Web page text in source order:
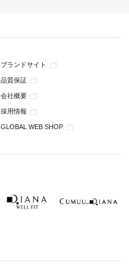
ブランドサイト
品質保証
会社概要
採用情報
GLOBAL WEB SHOP